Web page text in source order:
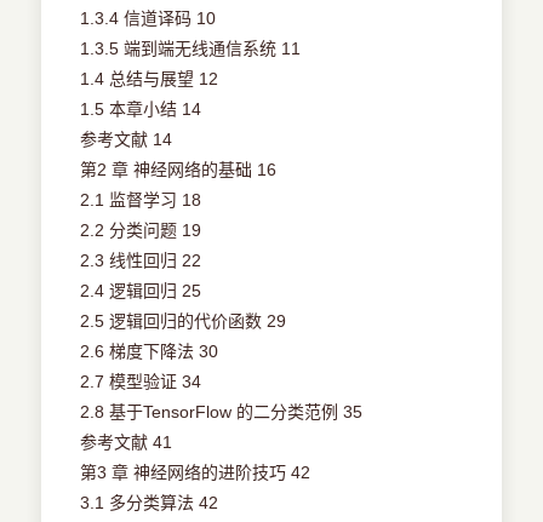
1.3.4 信道译码 10
1.3.5 端到端无线通信系统 11
1.4 总结与展望 12
1.5 本章小结 14
参考文献 14
第2 章 神经网络的基础 16
2.1 监督学习 18
2.2 分类问题 19
2.3 线性回归 22
2.4 逻辑回归 25
2.5 逻辑回归的代价函数 29
2.6 梯度下降法 30
2.7 模型验证 34
2.8 基于TensorFlow 的二分类范例 35
参考文献 41
第3 章 神经网络的进阶技巧 42
3.1 多分类算法 42